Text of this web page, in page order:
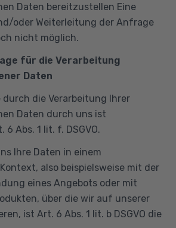
Daten bereitzustellen Eine
oder Weiterleitung der Anfrage
nicht möglich.
für die Verarbeitung
Daten
die Verarbeitung Ihrer
Daten durch uns ist
Abs. 1 lit. f. DSGVO.
Ihre Daten in einem
also beispielsweise mit der
eines Angebots oder mit
über die wir auf unserer
ist Art. 6 Abs. 1 lit. b DSGVO die